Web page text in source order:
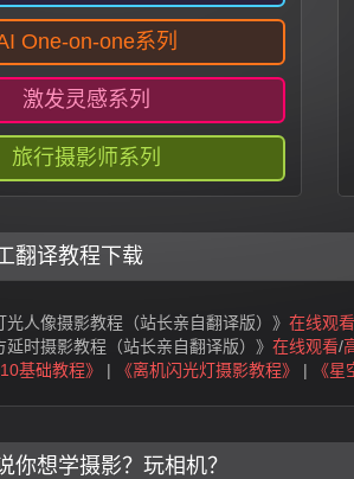
One-on-one系列
激发灵感系列
旅行摄影师系列
翻译教程下载
光人像摄影教程（站长亲自翻译版）》 在线观看
延时摄影教程（站长亲自翻译版）》 在线观看/
基础教程》
| 《离机闪光灯摄影教程》 | 《
你想学摄影？玩相机？